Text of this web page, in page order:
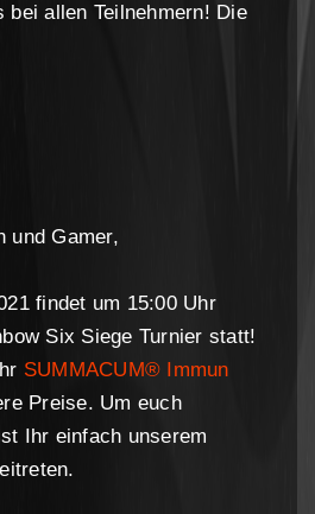
bei allen Teilnehmern! Die
und Gamer,
findet um 15:00 Uhr
Six Siege Turnier statt!
SUMMACUM® Immun
Preise. Um euch
Ihr einfach unserem